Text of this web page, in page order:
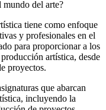
mundo del arte?
tiene como enfoque
y profesionales en el
para proporcionar a los
artística, desde
proyectos.
que abarcan
incluyendo la